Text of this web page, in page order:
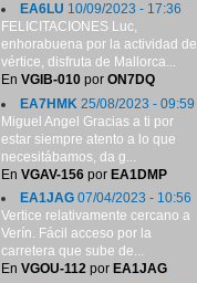
EA6LU 10/09/2023 - 17:36
FELICITACIONES Luc,
enhorabuena por la actividad de
vértice, disfruta de Mallorca...
En VGIB-010por ON7DQ
EA7HMK 25/08/2023 - 09:59
Miguel Angel Gracias a ti por
estar siempre atento a lo que
necesitábamos, da g...
En VGAV-156por EA1DMP
EA1JAG07/04/2023 - 10:56
Vertice relativamente cercano a
Verín. Fácil acceso por la
carretera que sube de...
En VGOU-112por EA1JAG